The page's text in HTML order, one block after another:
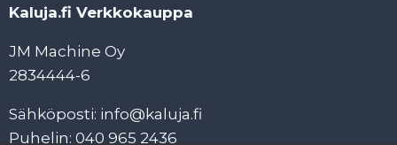
Kaluja.fi Verkkokauppa
JM Machine Oy
2834444-6
Sähköposti: info@kaluja.fi
Puhelin: 040 965 2436